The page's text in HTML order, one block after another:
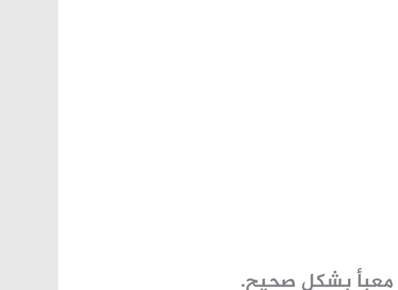
معبأ بشكل صحيح.